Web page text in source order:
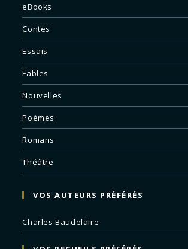
eBooks
Contes
Essais
Fables
Nouvelles
Poèmes
Romans
Théâtre
VOS AUTEURS PRÉFÉRÉS
Charles Baudelaire